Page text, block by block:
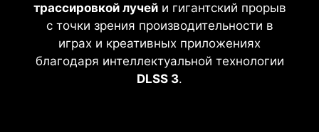
трассировкой лучейи гигантский прорыв
с точки зрения производительности в
играх и креативных приложениях
благодаря интеллектуальной технологии
DLSS 3.